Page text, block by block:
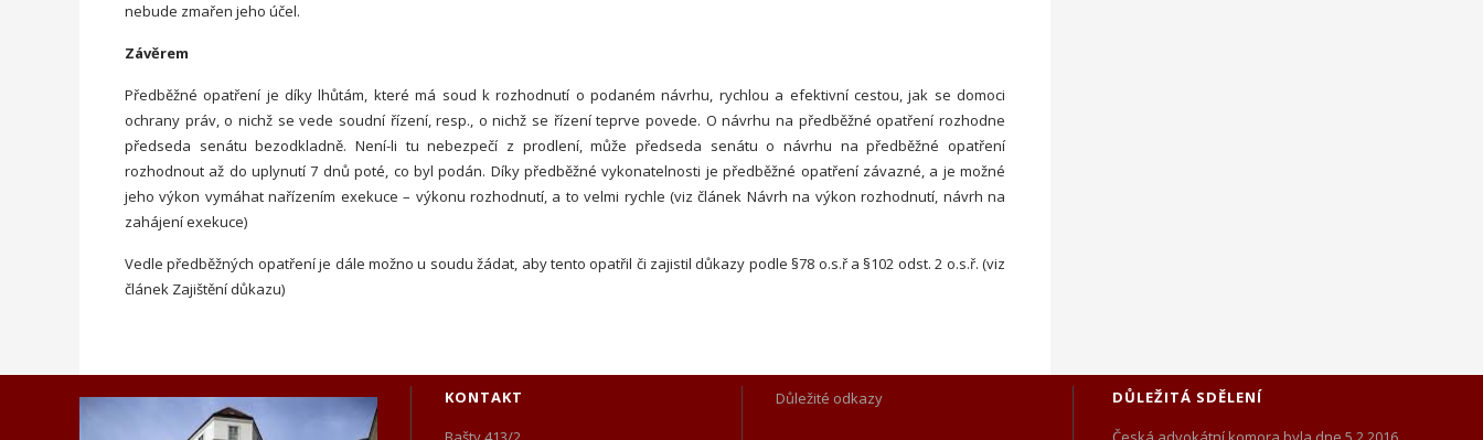
nebude zmařen jeho účel.
Závěrem
Předběžné opatření je díky lhůtám, které má soud k rozhodnutí o podaném návrhu, rychlou a efektivní cestou, jak se domoci
ochrany práv, o nichž se vede soudní řízení, resp., o nichž se řízení teprve povede. O návrhu na předběžné opatření rozhodne
předseda senátu bezodkladně. Není-li tu nebezpečí z prodlení, může předseda senátu o návrhu na předběžné opatření
rozhodnout až do uplynutí 7 dnů poté, co byl podán. Díky předběžné vykonatelnosti je předběžné opatření závazné, a je možné
jeho výkon vymáhat nařízením exekuce – výkonu rozhodnutí, a to velmi rychle (viz článek Návrh na výkon rozhodnutí, návrh na
zahájení exekuce)
Vedle předběžných opatření je dále možno u soudu žádat, aby tento opatřil či zajistil důkazy podle §78 o.s.ř a §102 odst. 2 o.s.ř. (viz
článek Zajištění důkazu)
KONTAKT
Důležité odkazy
DŮLEŽITÁ SDĚLENÍ